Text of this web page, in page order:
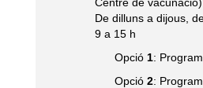
De dilluns a dijous,
9 a 15 h
Opció 1:
Opció 2: